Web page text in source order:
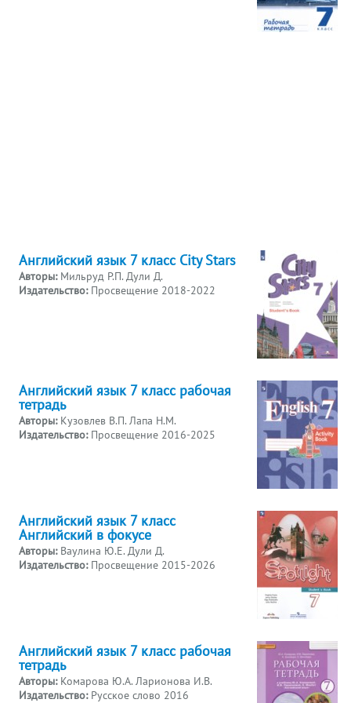
Английский язык 7 класс City Stars
Авторы: Мильруд Р.П. Дули Д.
Издательство: Просвещение 2018-2022
Английский язык 7 класс рабочая
тетрадь
Авторы: Кузовлев В.П. Лапа Н.М.
Издательство: Просвещение 2016-2025
Английский язык 7 класс
Английский в фокусе
Авторы: Ваулина Ю.Е. Дули Д.
Издательство: Просвещение 2015-2026
Английский язык 7 класс рабочая
тетрадь
Авторы: Комарова Ю.А. Ларионова И.В.
Издательство: Русское слово 2016